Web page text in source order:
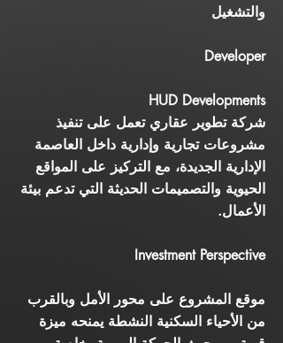
والتشغيل
Developer
HUD Developments
شركة تطوير عقاري تعمل على تنفيذ
مشروعات تجارية وإدارية داخل العاصمة
الإدارية الجديدة، مع التركيز على المواقع
الحيوية والتصميمات الحديثة التي تدعم بيئة
الأعمال.
Investment Perspective
موقع المشروع على محور الأمل وبالقرب
من الأحياء السكنية النشطة يمنحه ميزة